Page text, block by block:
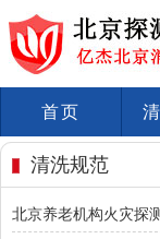
首页
清洗规范
北京养老机构火灾探